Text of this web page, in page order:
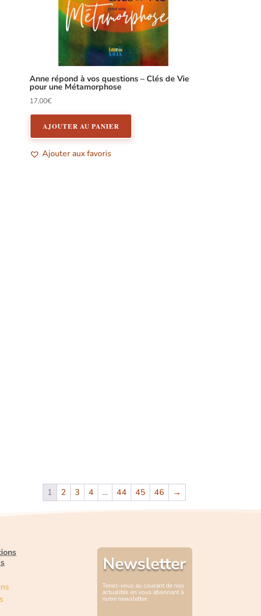
Anne répond à vos questions – Clés de Vie
pour une Métamorphose
17,00€
AJOUTER AU PANIER
Ajouter aux favoris
1 2 3 4 … 44 45 46 →
Newsletter
Tenez-vous au courant de nos
actualités en vous abonnant à
notre newsletter.